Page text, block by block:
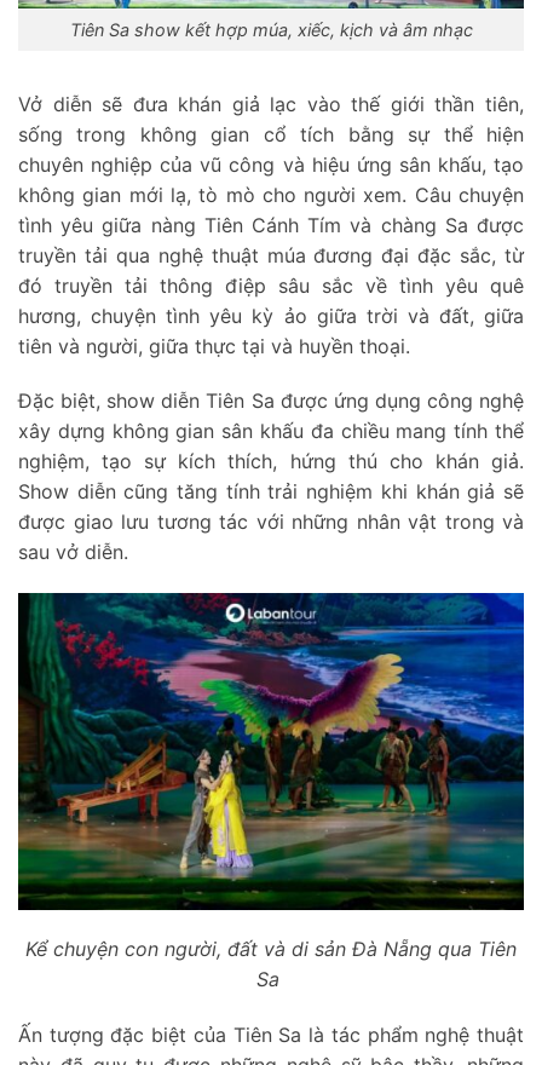
Tiên Sa show kết hợp múa, xiếc, kịch và âm nhạc
Vở diễn sẽ đưa khán giả lạc vào thế giới thần tiên,
sống trong không gian cổ tích bằng sự thể hiện
chuyên nghiệp của vũ công và hiệu ứng sân khấu, tạo
không gian mới lạ, tò mò cho người xem. Câu chuyện
tình yêu giữa nàng Tiên Cánh Tím và chàng Sa được
truyền tải qua nghệ thuật múa đương đại đặc sắc, từ
đó truyền tải thông điệp sâu sắc về tình yêu quê
hương, chuyện tình yêu kỳ ảo giữa trời và đất, giữa
tiên và người, giữa thực tại và huyền thoại.
Đặc biệt, show diễn Tiên Sa được ứng dụng công nghệ
xây dựng không gian sân khấu đa chiều mang tính thể
nghiệm, tạo sự kích thích, hứng thú cho khán giả.
Show diễn cũng tăng tính trải nghiệm khi khán giả sẽ
được giao lưu tương tác với những nhân vật trong và
sau vở diễn.
Kể chuyện con người, đất và di sản Đà Nẵng qua Tiên
Sa
Ấn tượng đặc biệt của Tiên Sa là tác phẩm nghệ thuật